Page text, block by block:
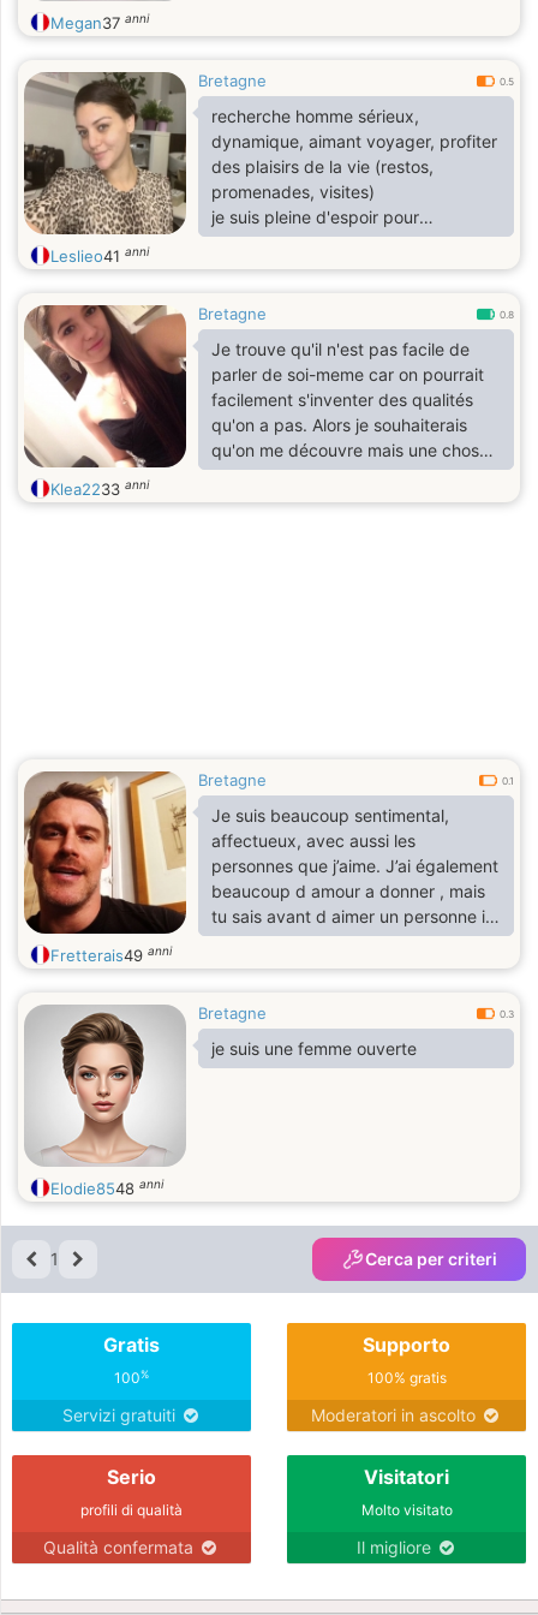
Megan37 anni
Bretagne 0.5
recherche homme sérieux,
dynamique, aimant voyager, profiter
des plaisirs de la vie (restos,
promenades, visites)
je suis pleine d'espoir pour
rencontrer : &
quot;Ma Perle Rare&
Leslieo41 anni
Bretagne 0.8
Je trouve qu'il n'est pas facile de
parler de soi-meme car on pourrait
facilement s'inventer des qualités
qu'on a pas. Alors je souhaiterais
qu'on me découvre mais une chose
est sure je suis une fille passionnée
qui adore les enfants, la nature, les
Klea2233 anni
Bretagne 0.1
Je suis beaucoup sentimental,
affectueux, avec aussi les
personnes que j’aime. J’ai également
beaucoup d amour a donner , mais
tu sais avant d aimer un personne il
faut d abord vous tolérance , il es
nécessaire qu’ il s installe dans une
pour s aimer que votre relation soit
sérieuse et durable et faut une
bonne entente entre deux , une
Fretterais49 anni
Bretagne 0.3
je suis une femme ouverte
Elodie8548 anni
1 Cerca per criteri
Gratis
100%
Servizi gratuiti
Supporto
100% gratis
Moderatori in ascolto
Serio
profili di qualità
Qualità confermata
Visitatori
Molto visitato
Il migliore